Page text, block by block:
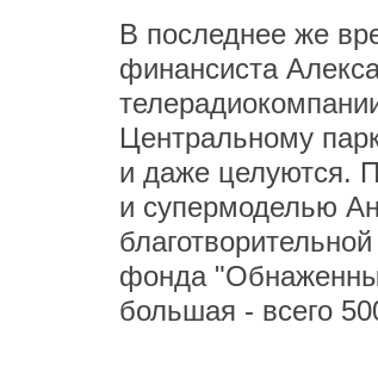
В последнее же
финансиста
Центральному
и даже целуются.
и супермоделью
фонда
большая - всего